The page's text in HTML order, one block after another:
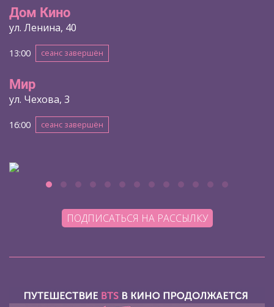
Дом Кино
ул. Ленина, 40
13:00 сеанс завершён
Мир
ул. Чехова, 3
16:00 сеанс завершён
ПОДПИСАТЬСЯ НА РАССЫЛКУ